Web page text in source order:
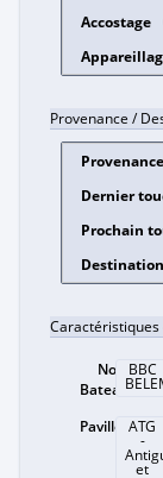
Provenance /
Caractéristiques
Nom
Bateau
BBC
PavillonATG
-
et